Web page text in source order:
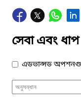
সেবা এবং ধাপ
এডভান্সড